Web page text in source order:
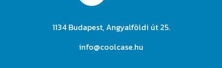
1134 Budapest, Angyalföldi út 25.
info@coolcase.hu